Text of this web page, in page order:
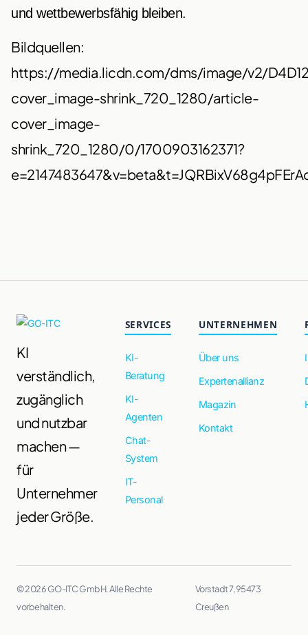
und wettbewerbsfähig bleiben.
Bildquellen:
https://media.licdn.com/dms/image/v2/
cover_image-shrink_720_1280/article-
cover_image-
shrink_720_1280/0/1700903162371?
KI
verständlich,
zugänglich
und nutzbar
machen —
für
Unternehmer
jeder Größe.
SERVICES
KI-
Beratung
KI-
Agenten
Chat-
System
IT-
Personal
UNTERNEHMEN
Über uns
Expertenallianz
Magazin
Kontakt
© 2026 GO-ITC GmbH. Alle Rechte
vorbehalten.
Vorstadt 7, 95473
Creußen